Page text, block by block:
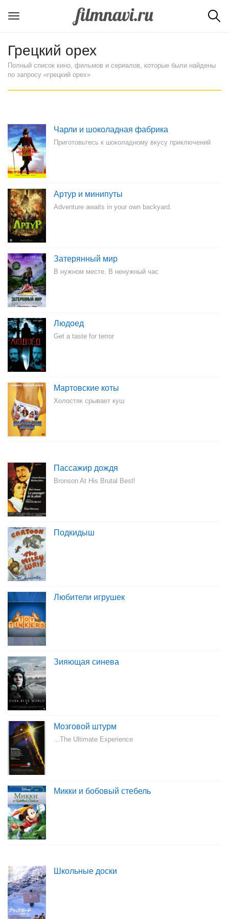
Грецкий орех
Полный список кино, фильмов и сериалов, которые были найдены
по запросу «грецкий орех»
Чарли и шоколадная фабрика
Приготовьтесь к шоколадному вкусу приключений
Артур и минипуты
Adventure awaits in your own backyard.
Затерянный мир
В нужном месте. В ненужный час
Людоед
Get a taste for terror
Мартовские коты
Холостяк срывает куш
Пассажир дождя
Bronson At His Brutal Best!
Подкидыш
Любители игрушек
Зияющая синева
Мозговой штурм
...The Ultimate Experience
Микки и бобовый стебель
Школьные доски